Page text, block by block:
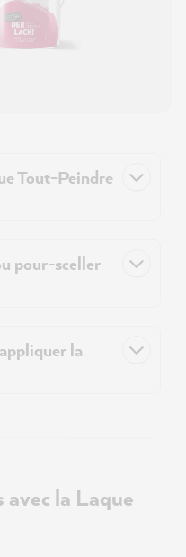
Tout-Peindre
pour-sceller
la
la Laque